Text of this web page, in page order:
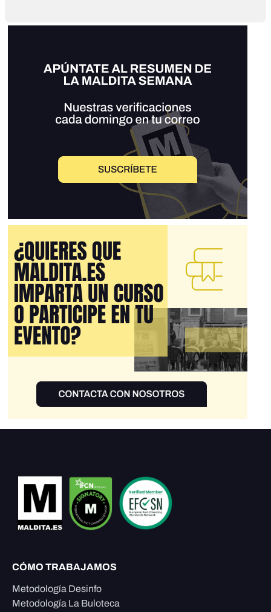
CÓMO TRABAJAMOS
Metodología Desinfo
Metodología La Buloteca